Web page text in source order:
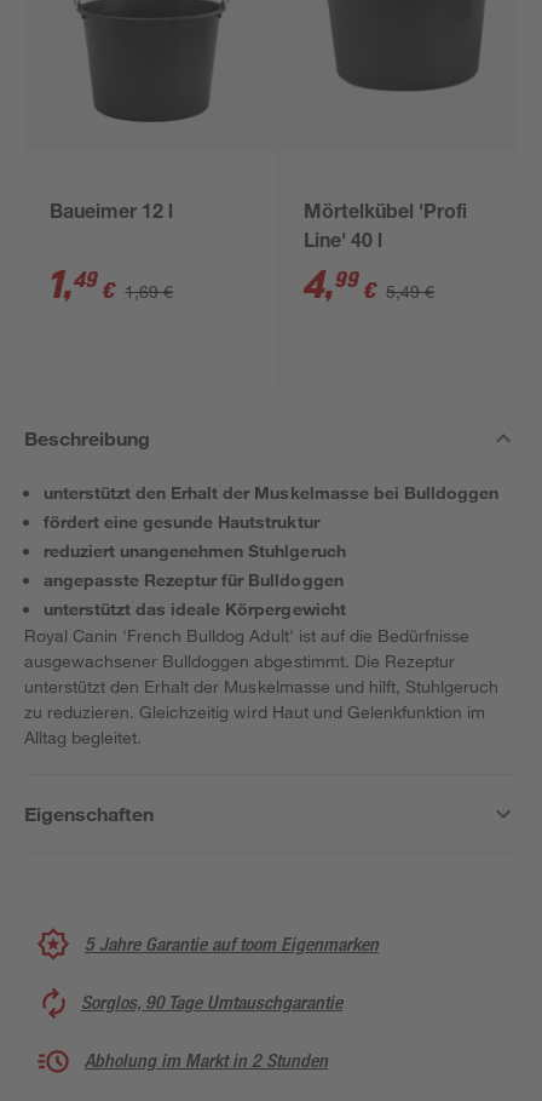
Baueimer 12 l
1,49 € 1,69 €
Mörtelkübel 'Profi
Line' 40 l
4,99 € 5,49 €
Beschreibung
unterstützt den Erhalt der Muskelmasse bei Bulldoggen
fördert eine gesunde Hautstruktur
reduziert unangenehmen Stuhlgeruch
angepasste Rezeptur für Bulldoggen
unterstützt das ideale Körpergewicht
Royal Canin 'French Bulldog Adult' ist auf die Bedürfnisse
ausgewachsener Bulldoggen abgestimmt. Die Rezeptur
unterstützt den Erhalt der Muskelmasse und hilft, Stuhlgeruch
zu reduzieren. Gleichzeitig wird Haut und Gelenkfunktion im
Alltag begleitet.
Eigenschaften
5 Jahre Garantie auf toom Eigenmarken
Sorglos, 90 Tage Umtauschgarantie
Abholung im Markt in 2 Stunden